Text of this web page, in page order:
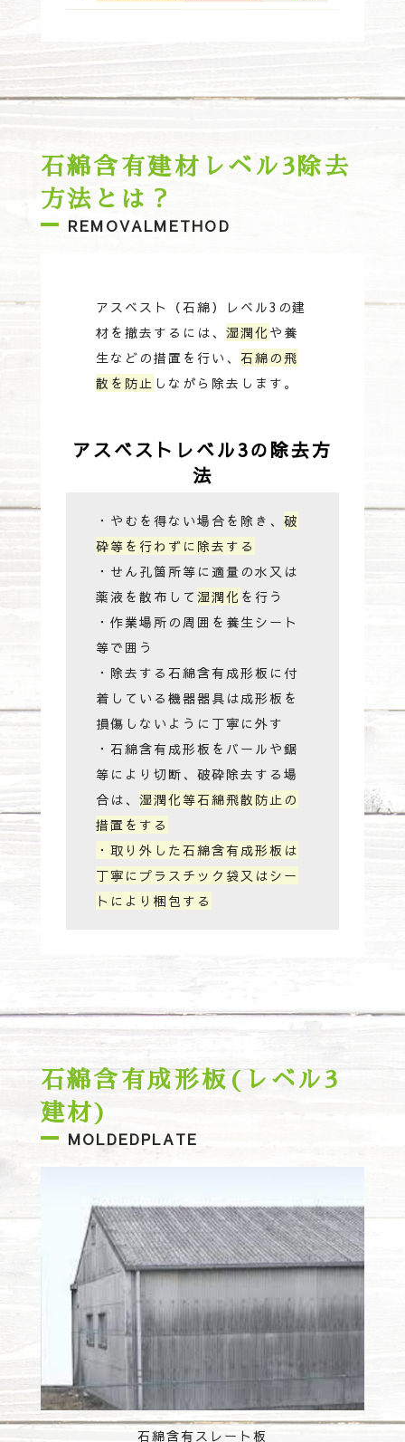
REMOVALMETHOD
石綿含有建材レベル3除去
方法とは？
アスベスト（石綿）レベル3の建
材を撤去するには、 湿潤化 や養
生などの措置を行い、 石綿の飛
散を防止 しながら除去します。
アスベストレベル3の除去方
法
・やむを得ない場合を除き、 破
砕等を行わずに除去する
・せん孔箇所等に適量の水又は
薬液を散布して湿潤化 を行う
・作業場所の周囲を養生シート
等で囲う
・除去する石綿含有成形板に付
着している機器器具は成形板を
損傷しないように丁寧に外す
・石綿含有成形板をバールや鋸
等により切断、破砕除去する場
合は、 湿潤化等石綿飛散防止の
措置をする
・取り外した石綿含有成形板は
丁寧にプラスチック袋又はシー
トにより梱包する
MOLDEDPLATE
石綿含有成形板(レベル3
建材)
石綿含有スレート板